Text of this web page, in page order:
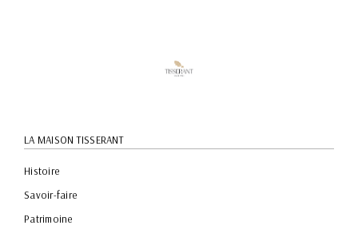
LA MAISON TISSERANT
Histoire
Savoir-faire
Patrimoine